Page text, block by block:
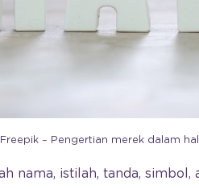
– Pengertian merek dalam hal
nama, istilah, tanda, simbol,